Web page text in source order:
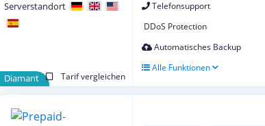
Telefonsupport
DDoS Protection
Automatisches Backup
Alle Funktionen
Diamant
Tarif vergleichen
Serverstandort